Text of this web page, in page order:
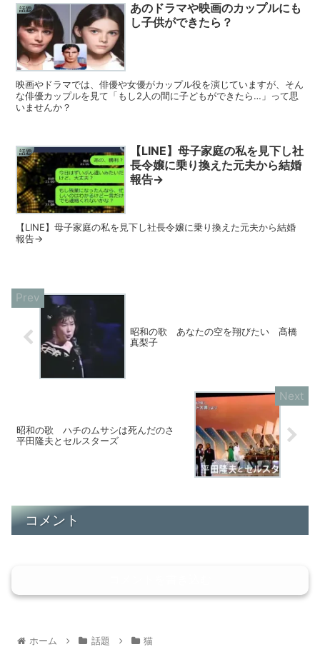
話題
あのドラマや映画のカップルにも
し子供ができたら？
映画やドラマでは、俳優や女優がカップル役を演じていますが、そん
な俳優カップルを見て「もし2人の間に子どもができたら…」って思
いませんか？
話題
【LINE】母子家庭の私を見下し社
長令嬢に乗り換えた元夫から結婚
報告→
【LINE】母子家庭の私を見下し社長令嬢に乗り換えた元夫から結婚
報告→
昭和の歌 あなたの空を翔びたい 髙橋
真梨子
昭和の歌 ハチのムサシは死んだのさ
平田隆夫とセルスターズ
コメント
ホーム 話題 猫